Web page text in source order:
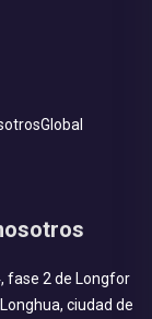
Global
fase 2 de Longfor
ciudad de